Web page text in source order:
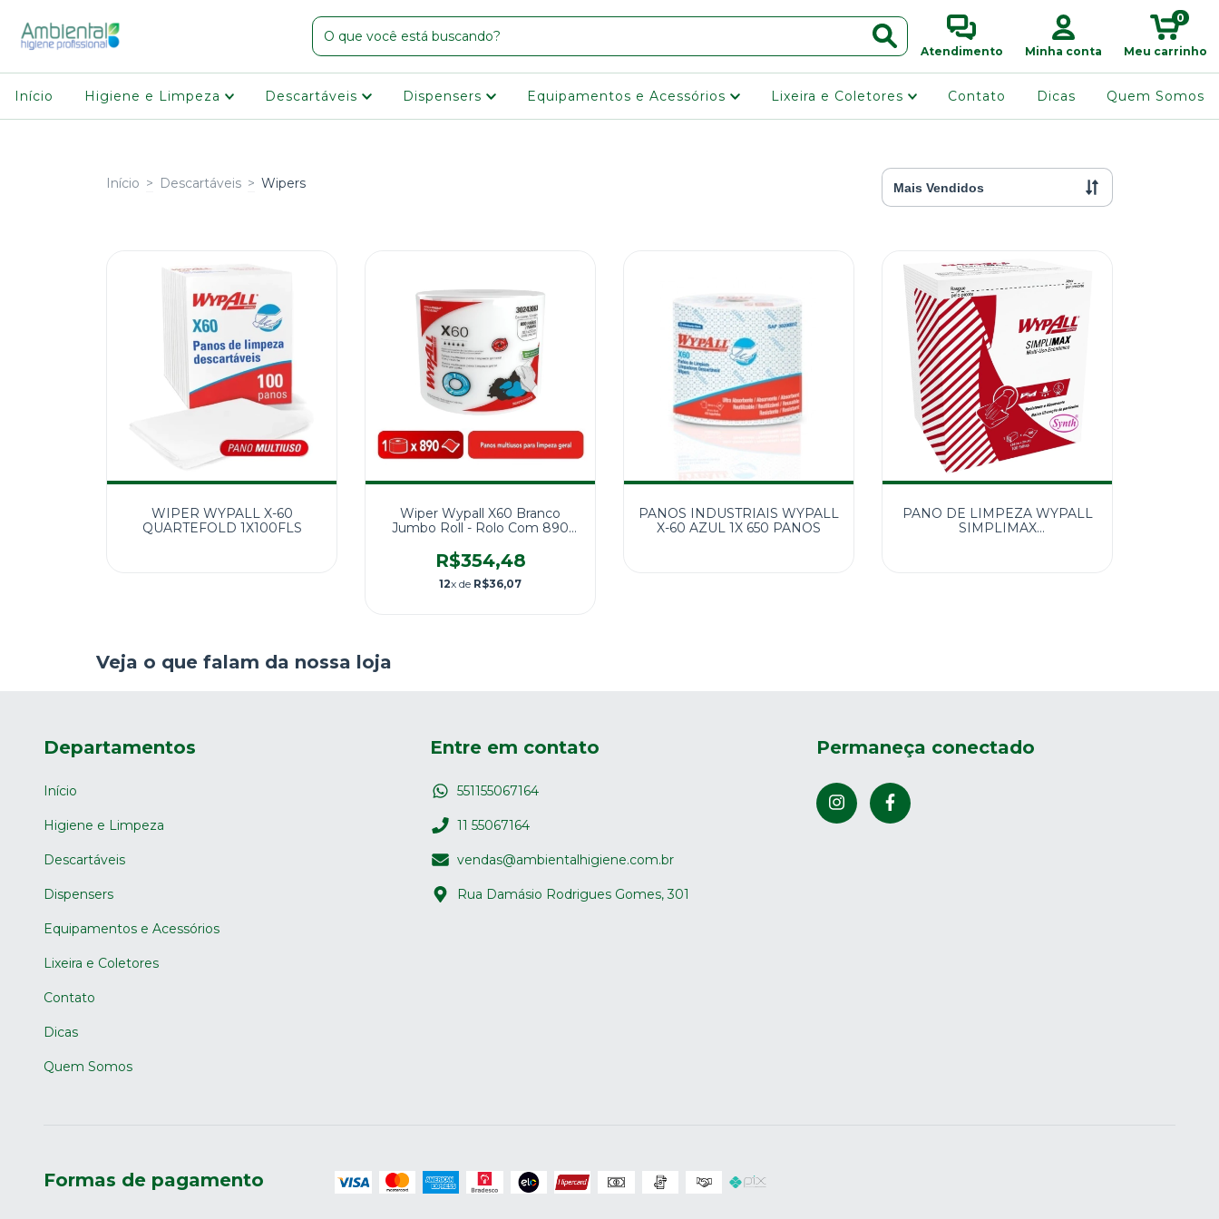
Atendimento Minha conta Meu carrinho
0
Início Higiene e Limpeza Descartáveis Dispensers Equipamentos e Acessórios Lixeira e Coletores Contato Dicas Quem Somos
Início > Descartáveis > Wipers
WIPER WYPALL X-60
QUARTEFOLD 1X100FLS
Wiper Wypall X60 Branco
Jumbo Roll - Rolo Com 890
R$354,48
12x de R$36,07
PANOS INDUSTRIAIS WYPALL
X-60 AZUL 1X 650 PANOS
PANO DE LIMPEZA WYPALL
SIMPLIMAX
Veja o que falam da nossa loja
Departamentos
Início
Higiene e Limpeza
Descartáveis
Dispensers
Equipamentos e Acessórios
Lixeira e Coletores
Contato
Dicas
Quem Somos
Entre em contato
551155067164
11 55067164
vendas@ambientalhigiene.com.br
Rua Damásio Rodrigues Gomes, 301
Permaneça conectado
Formas de pagamento